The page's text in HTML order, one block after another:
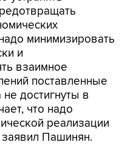
минимизировать
и
взаимное
поставленные
не достигнуты в
что надо
реализации
Пашинян.